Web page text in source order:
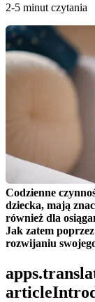
2-5 minut czytania
Codzienne
dziecka, mają
również dla
Jak zatem
rozwijaniu